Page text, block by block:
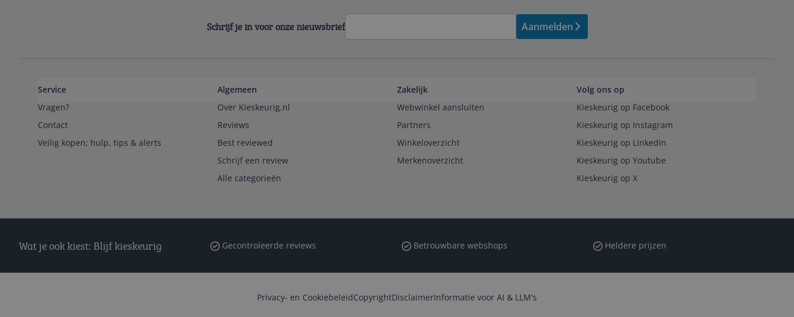
Schrijf je in voor onze nieuwsbrief Aanmelden
Service
Vragen?
Contact
Veilig kopen; hulp, tips & alerts
Algemeen
Over Kieskeurig.nl
Reviews
Best reviewed
Schrijf een review
Alle categorieën
Zakelijk
Webwinkel aansluiten
Partners
Winkeloverzicht
Merkenoverzicht
Volg ons op
Kieskeurig op Facebook
Kieskeurig op Instagram
Kieskeurig op LinkedIn
Kieskeurig op Youtube
Kieskeurig op X
Wat je ook kiest: Blijf kieskeurig Gecontroleerde reviews Betrouwbare webshops Heldere prijzen
Privacy- en CookiebeleidCopyrightDisclaimerInformatie voor AI & LLM's